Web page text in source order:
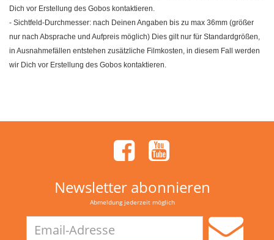
Dich vor Erstellung des Gobos kontaktieren.
- Sichtfeld-Durchmesser: nach Deinen Angaben bis zu max 36mm (größer
nur nach Absprache und Aufpreis möglich) Dies gilt nur für Standardgrößen,
in Ausnahmefällen entstehen zusätzliche Filmkosten, in diesem Fall werden
wir Dich vor Erstellung des Gobos kontaktieren.
Newsletter abonnieren
Abmeldung jederzeit möglich
Adresse